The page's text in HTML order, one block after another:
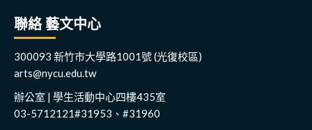
聯絡 藝文中心
300093 新竹市大學路1001號 (光復校區)
arts@nycu.edu.tw
辦公室 | 學生活動中心四樓435室
03-5712121#31953、#31960